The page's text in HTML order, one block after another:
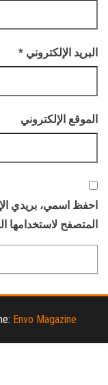
البريد الإلكتروني *
الموقع الإلكتروني
احفظ اسمي، بريدي
المتصفح لاستخدامها
Envo Magazine